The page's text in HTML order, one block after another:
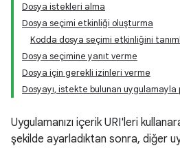
Dosya istekleri alma
Dosya seçimi etkinliği oluşturma
Kodda dosya seçimi etkinliğini
Dosya seçimine yanıt verme
Dosya için gerekli izinleri verme
Dosyayı, istekte bulunan uygulamayla
Uygulamanızı içerik URI'leri
şekilde ayarladıktan sonra, diğer